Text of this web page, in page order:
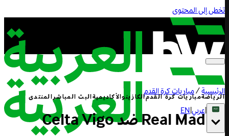
تخطى إلى المحتوى
الرياضةمباريات كرة القدمالكازينوالأكاديميةالبث المباشرالمنتدى
|عربي|
EN
الرئيسية/مباريات كرة القدم
RealMadrid ضد CeltaVigo